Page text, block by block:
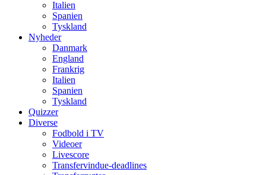
Italien
Spanien
Tyskland
Nyheder
Danmark
England
Frankrig
Italien
Spanien
Tyskland
Quizzer
Diverse
Fodbold i TV
Videoer
Livescore
Transfervindue-deadlines